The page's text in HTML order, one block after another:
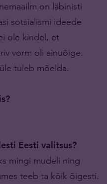
on läbinisti
sotsialismi ideede
ole kindel, et
vorm oli ainuõige.
tuleb mõelda.
Eesti valitsus?
mingi mudeli ning
teeb ta kõik õigesti.